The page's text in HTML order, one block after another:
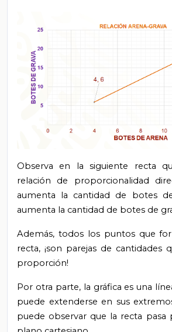
Observa en la siguiente recta
relación de proporcionalidad
aumenta la cantidad de botes
aumenta la cantidad de botes de
Además, todos los puntos que
recta, ¡son parejas de cantidades
proporción!
Por otra parte, la gráfica es una
puede extenderse en sus
puede observar que la recta